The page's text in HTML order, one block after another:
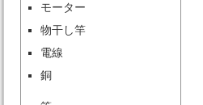
モーター
物干し竿
電線
銅